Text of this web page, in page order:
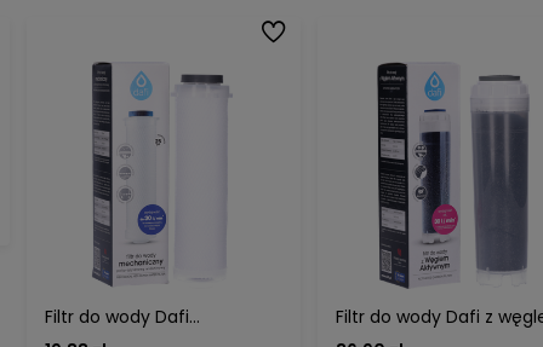
Filtr do wody Dafi
mechaniczny
Filtr do wody Dafi z
aktywnym